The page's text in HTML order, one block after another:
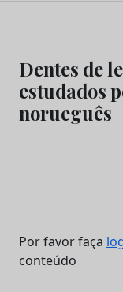
Dentes de
estudados
norueguês
Por favor faça
conteúdo